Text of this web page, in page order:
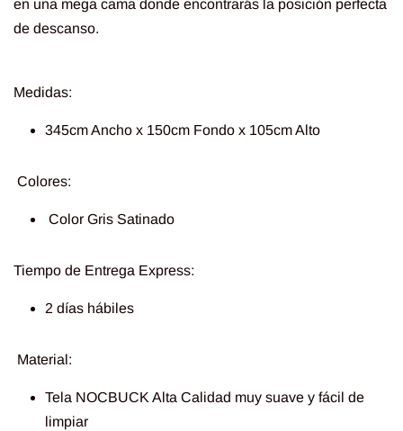
en una mega cama donde encontrarás la posición perfecta
de descanso.
Medidas:
345cm Ancho x 150cm Fondo x 105cm Alto
Colores:
Color Gris Satinado
Tiempo de Entrega Express:
2 días hábiles
Material:
Tela NOCBUCK Alta Calidad muy suave y fácil de
limpiar